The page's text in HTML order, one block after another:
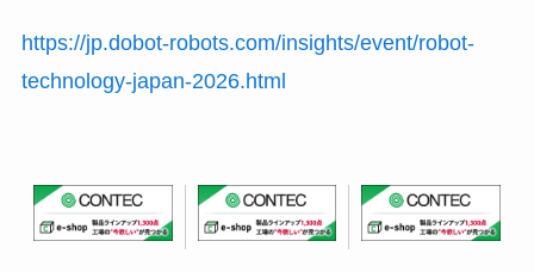
https://jp.dobot-robots.com/insights/event/robot-
technology-japan-2026.html